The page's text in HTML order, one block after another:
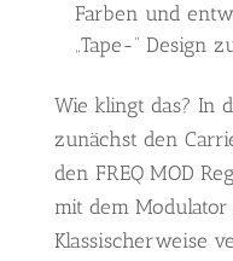
Farben und
„Tape-“ Design
Wie klingt das? In
zunächst den
den FREQ MOD
mit dem
Klassischerweise